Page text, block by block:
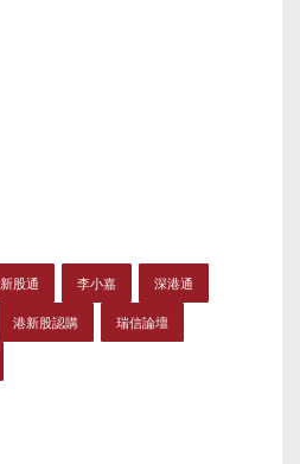
新股通 李小嘉 深港通
港新股認購 瑞信論壇